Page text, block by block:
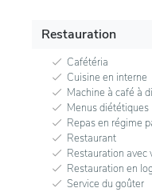
Restauration
Cafétéria
Cuisine en interne
Machine à café à
Menus diététiques
Repas en régime
Restaurant
Restauration avec
Restauration en
Service du goûter